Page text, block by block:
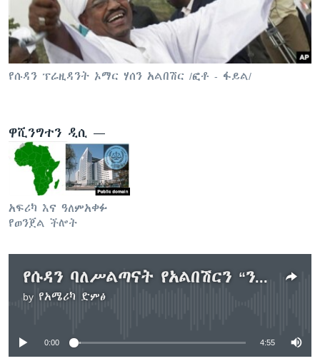
ቋንቋዎች
የሱዳን ፕሬዚዳንት ኦማር ሃሰን አልበሽር /ፎቶ - ፋይል/
ዋሺንግተን ዲሲ —
አፍሪካ እና ዓለምአቀፉ
የወንጀል ችሎት
የሱዳን ባለሥልጣናት የአልበሽርን “ንፁህነት” እየተናገሩ ነው
by የአሜሪካ ድምፅ
No media source currently available
0:00 4:55